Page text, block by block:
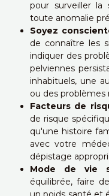
pour surveiller
toute anomalie
Soyez
de connaître les
indiquer des
pelviennes
inhabituels, une
ou des problèmes
Facteurs de
de risque
qu'une histoire
avec votre
dépistage
Mode de vie
équilibrée, faire